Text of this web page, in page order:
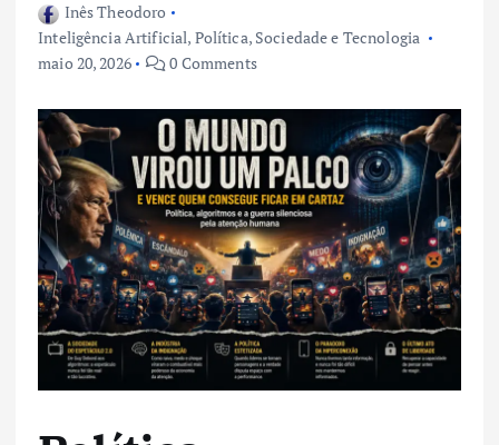
Inês Theodoro
Inteligência Artificial, Política, Sociedade e Tecnologia
maio 20, 2026
0 Comments